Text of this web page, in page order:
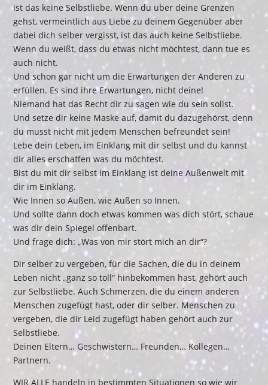
ist das keine Selbstliebe. Wenn du über deine Grenzen
gehst, vermeintlich aus Liebe zu deinem Gegenüber aber
dabei dich selber vergisst, ist das auch keine Selbstliebe.
Wenn du weißt, dass du etwas nicht möchtest, dann tue es
auch nicht.
Und schon gar nicht um die Erwartungen der Anderen zu
erfüllen. Es sind ihre Erwartungen, nicht deine!
Niemand hat das Recht dir zu sagen wie du sein sollst.
Und setze dir keine Maske auf, damit du dazugehörst, denn
du musst nicht mit jedem Menschen befreundet sein!
Lebe dein Leben, im Einklang mit dir selbst und du kannst
dir alles erschaffen was du möchtest.
Bist du mit dir selbst im Einklang ist deine Außenwelt mit
dir im Einklang.
Wie Innen so Außen, wie Außen so Innen.
Und sollte dann doch etwas kommen was dich stört, schaue
was dir dein Spiegel offenbart.
Und frage dich: „Was von mir stört mich an dir“?
Dir selber zu vergeben, für die Sachen, die du in deinem
Leben nicht „ganz so toll“ hinbekommen hast, gehört auch
zur Selbstliebe. Auch Schmerzen, die du einem anderen
Menschen zugefügt hast, oder dir selber. Menschen zu
vergeben, die dir Leid zugefügt haben gehört auch zur
Selbstliebe.
Deinen Eltern… Geschwistern… Freunden… Kollegen…
Partnern.
WIR ALLE handeln in bestimmten Situationen so wie wir